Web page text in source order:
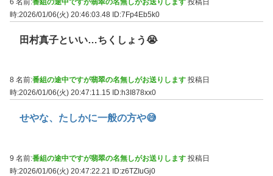
時:2026/01/06(火) 20:46:03.48 ID:7Fp4Eb5k0
田村真子といい…ちくしょう😭
8 名前:番組の途中ですが翡翠の名無しがお送りします 投稿日
時:2026/01/06(火) 20:47:11.15
ID:h3I878xx0
せやな、たしかに一般の方や😅
9 名前:番組の途中ですが翡翠の名無しがお送りします 投稿日
時:2026/01/06(火) 20:47:22.21 ID:z6TZIuGj0